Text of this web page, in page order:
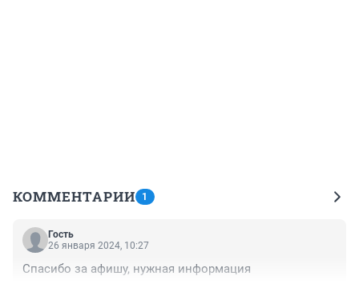
КОММЕНТАРИИ 1
Гость
26 января 2024, 10:27
Спасибо за афишу, нужная информация